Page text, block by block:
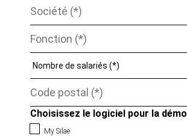
Choisissez le logiciel pour la démo
My Silae